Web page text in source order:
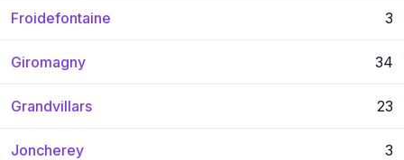
Froidefontaine 3
Giromagny 34
Grandvillars 23
Joncherey 3